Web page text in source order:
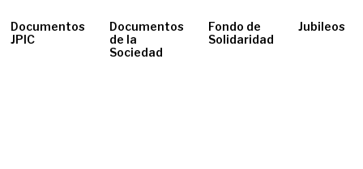
Documentos
JPIC
Documentos
de la
Sociedad
Fondo de
Solidaridad
Jubileos